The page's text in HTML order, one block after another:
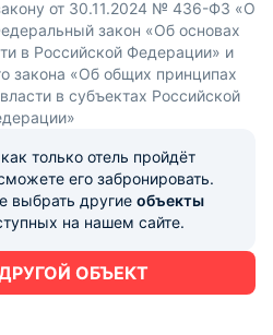
от 30.11.2024 № 436-ФЗ «О
закон «Об основах
в Российской Федерации» и
закона «Об общих принципах
в субъектах Российской
только отель пройдёт
его забронировать.
выбрать другие объекты
на нашем сайте.
ОБЪЕКТ